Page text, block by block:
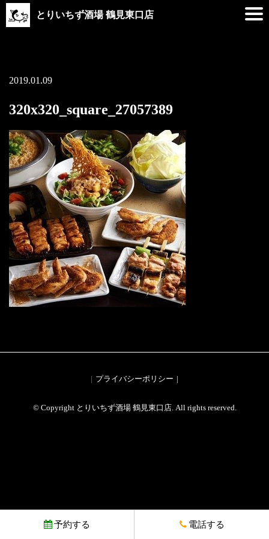
とりいちず酒場 鶴見東口店
2019.01.09
320x320_square_27057389
プライバシーポリシー
© Copyright とりいちず酒場 鶴見東口店. All rights reserved.
予約する 電話する